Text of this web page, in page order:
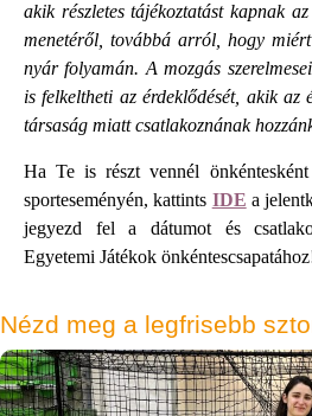
akik részletes tájékoztatást kapnak
menetéről, továbbá arról, hogy
nyár folyamán. A mozgás
is felkeltheti az érdeklődését, akik az
társaság miatt csatlakoznának
Ha Te is részt vennél
sporteseményén, kattints IDE a
jegyezd fel a dátumot és
Egyetemi Játékok
Nézd meg a legfrisebb